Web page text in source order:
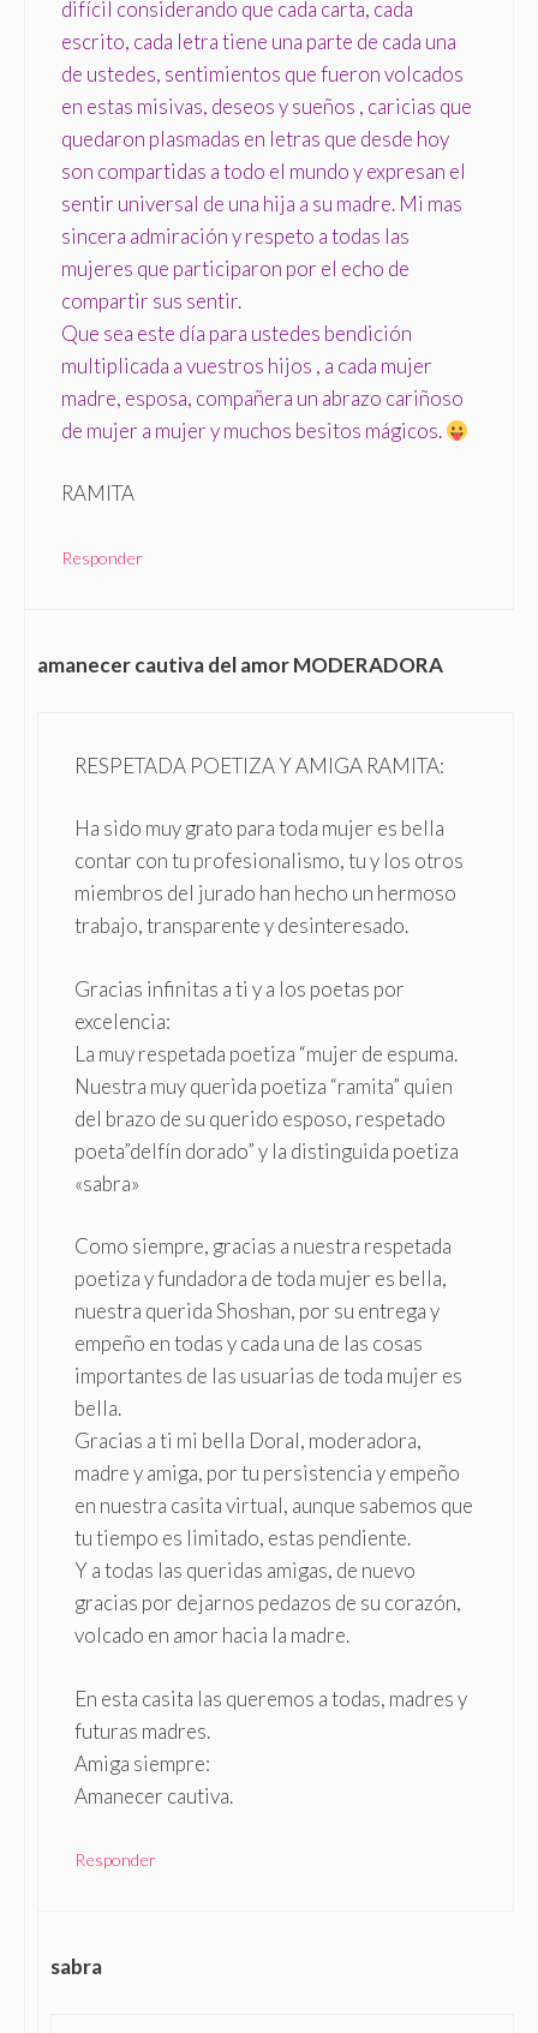
difícil considerando que cada carta, cada
escrito, cada letra tiene una parte de cada una
de ustedes, sentimientos que fueron volcados
en estas misivas, deseos y sueños , caricias que
quedaron plasmadas en letras que desde hoy
son compartidas a todo el mundo y expresan el
sentir universal de una hija a su madre. Mi mas
sincera admiración y respeto a todas las
mujeres que participaron por el echo de
compartir sus sentir.
Que sea este día para ustedes bendición
multiplicada a vuestros hijos , a cada mujer
madre, esposa, compañera un abrazo cariñoso
de mujer a mujer y muchos besitos mágicos.
RAMITA
Responder
amanecer cautiva del amor MODERADORA
RESPETADA POETIZA Y AMIGA RAMITA:
Ha sido muy grato para toda mujer es bella
contar con tu profesionalismo, tu y los otros
miembros del jurado han hecho un hermoso
trabajo, transparente y desinteresado.
Gracias infinitas a ti y a los poetas por
excelencia:
La muy respetada poetiza “mujer de espuma.
Nuestra muy querida poetiza “ramita” quien
del brazo de su querido esposo, respetado
poeta”delfín dorado” y la distinguida poetiza
«sabra»
Como siempre, gracias a nuestra respetada
poetiza y fundadora de toda mujer es bella,
nuestra querida Shoshan, por su entrega y
empeño en todas y cada una de las cosas
importantes de las usuarias de toda mujer es
bella.
Gracias a ti mi bella Doral, moderadora,
madre y amiga, por tu persistencia y empeño
en nuestra casita virtual, aunque sabemos que
tu tiempo es limitado, estas pendiente.
Y a todas las queridas amigas, de nuevo
gracias por dejarnos pedazos de su corazón,
volcado en amor hacia la madre.
En esta casita las queremos a todas, madres y
futuras madres.
Amiga siempre:
Amanecer cautiva.
Responder
sabra